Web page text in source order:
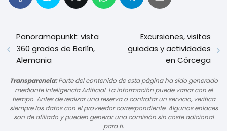
Panoramapunkt: vista
360 grados de Berlín,
Alemania
Excursiones, visitas
guiadas y actividades
en Córcega
Transparencia:Parte del contenido de esta página ha sido generado
mediante Inteligencia Artificial. La información puede variar con el
tiempo. Antes de realizar una reserva o contratar un servicio, verifica
siempre los datos con el proveedor correspondiente. Algunos enlaces
son de afiliado y pueden generar una comisión sin coste adicional
para ti.